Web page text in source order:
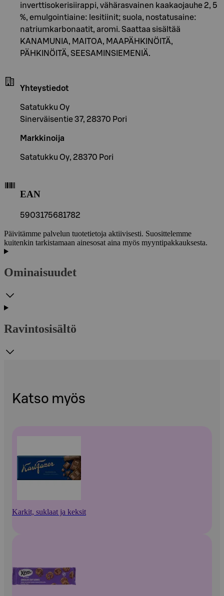
inverttisokerisiirappi, vähärasvainen kaakaojauhe 2, 5
%, emulgointiaine: lesitiinit; suola, nostatusaine:
natriumkarbonaatit, aromi. Saattaa sisältää
KANAMUNIA, MAITOA, MAAPÄHKINÖITÄ,
PÄHKINÖITÄ, SEESAMINSIEMENIÄ.
Yhteystiedot
Satatukku Oy
Sinerväisentie 37, 28370 Pori
Markkinoija
Satatukku Oy, 28370 Pori
EAN
5903175681782
Päivitämme palvelun tuotetietoja aktiivisesti. Suosittelemme
kuitenkin tarkistamaan ainesosat aina myös myyntipakkauksesta.
Ominaisuudet
Ravintosisältö
Katso myös
Karkit, suklaat ja keksit